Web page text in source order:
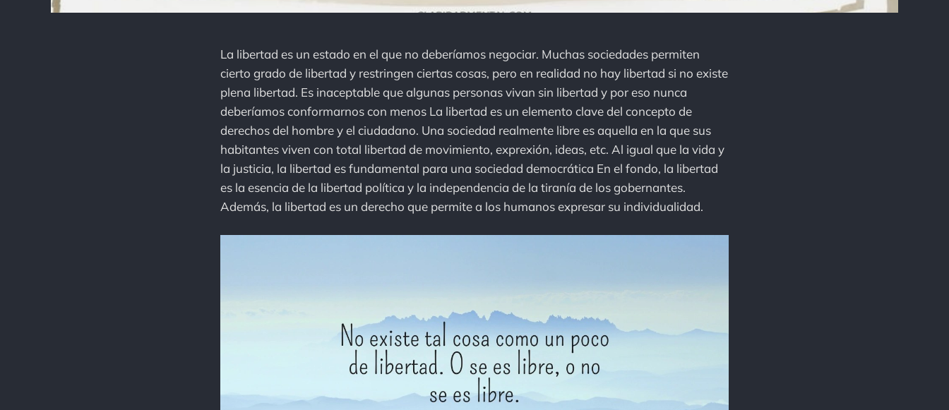
La libertad es un estado en el que no deberíamos negociar. Muchas sociedades permiten
cierto grado de libertad y restringen ciertas cosas, pero en realidad no hay libertad si no existe
plena libertad. Es inaceptable que algunas personas vivan sin libertad y por eso nunca
deberíamos conformarnos con menos La libertad es un elemento clave del concepto de
derechos del hombre y el ciudadano. Una sociedad realmente libre es aquella en la que sus
habitantes viven con total libertad de movimiento, exprexión, ideas, etc. Al igual que la vida y
la justicia, la libertad es fundamental para una sociedad democrática En el fondo, la libertad
es la esencia de la libertad política y la independencia de la tiranía de los gobernantes.
Además, la libertad es un derecho que permite a los humanos expresar su individualidad.